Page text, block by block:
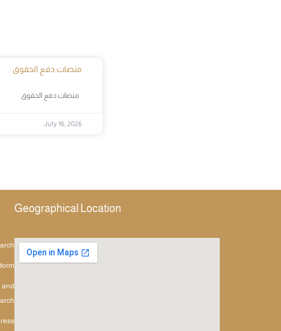
منصات دفع الحقوق
July 16, 2026
and
Geographical Location